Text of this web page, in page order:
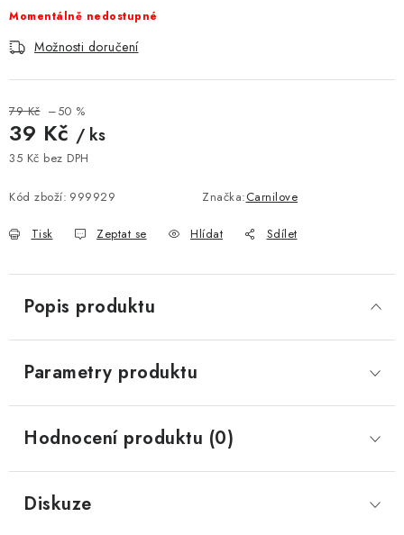
Věrnostní slevy
Momentálně nedostupné
Možnosti doručení
79 Kč –50 %
39 Kč / ks
35 Kč bez DPH
Kód zboží: 999929 Značka:Carnilove
Tisk Zeptat se Hlídat Sdílet
Popis produktu
Parametry produktu
Hodnocení produktu (0)
Diskuze